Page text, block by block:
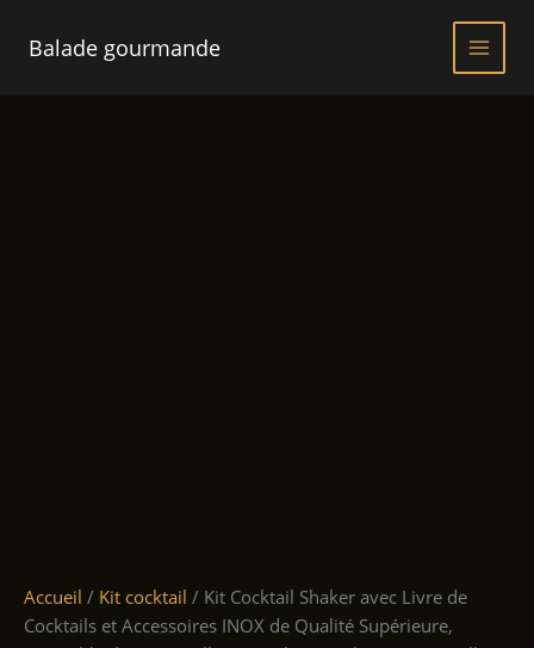
Balade gourmande
Promo !
Accueil / Kit cocktail / Kit Cocktail Shaker avec Livre de
Cocktails et Accessoires INOX de Qualité Supérieure,